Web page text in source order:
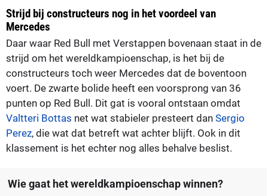
Strijd bij constructeurs nog in het voordeel van
Mercedes
Daar waar Red Bull met Verstappen bovenaan staat in de
strijd om het wereldkampioenschap, is het bij de
constructeurs toch weer Mercedes dat de boventoon
voert. De zwarte bolide heeft een voorsprong van 36
punten op Red Bull. Dit gat is vooral ontstaan omdat
Valtteri Bottas net wat stabieler presteert dan Sergio
Perez, die wat dat betreft wat achter blijft. Ook in dit
klassement is het echter nog alles behalve beslist.
Wie gaat het wereldkampioenschap winnen?